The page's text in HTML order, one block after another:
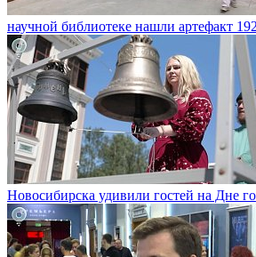
научной библиотеке нашли артефакт
Новосибирска удивили гостей на Дне